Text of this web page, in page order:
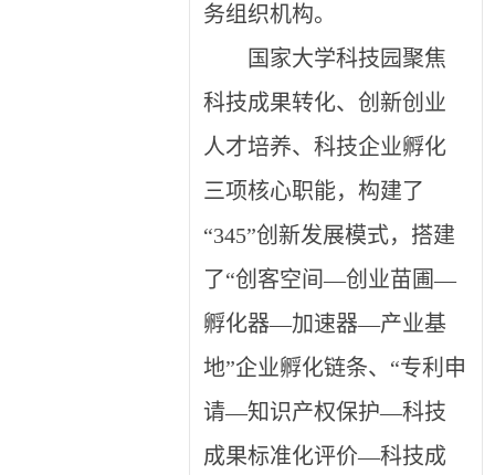
务组织机构。
国家大学科技园聚焦
科技成果转化、创新创业
人才培养、科技企业孵化
三项核心职能，构建了
“345”创新发展模式，搭建
了“创客空间—创业苗圃—
孵化器—加速器—产业基
地”企业孵化链条、“专利申
请—知识产权保护—科技
成果标准化评价—科技成